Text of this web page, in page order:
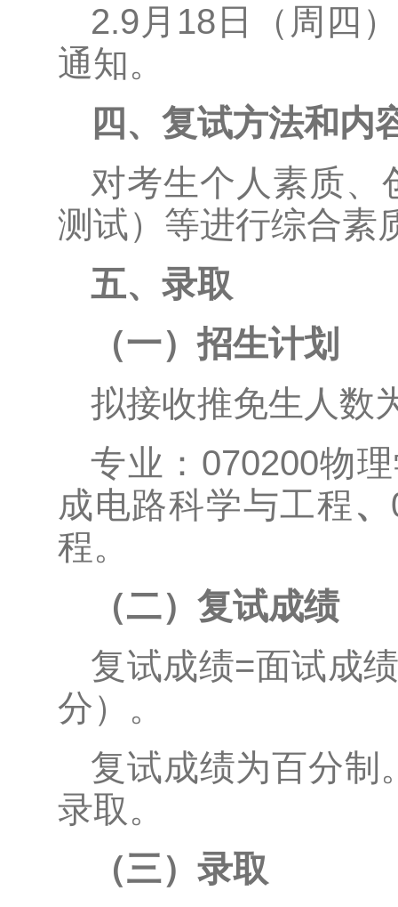
2.9月18日（周四
通知。
四、复试方法和内
对考生个人素质、
测试）等进行综合素
五、录取
（一）招生计划
拟接收推免生人数
专业：070200物
成电路科学与工程、
程。
（二）复试成绩
复试成绩=面试成
分）。
复试成绩为百分制
录取。
（三）录取